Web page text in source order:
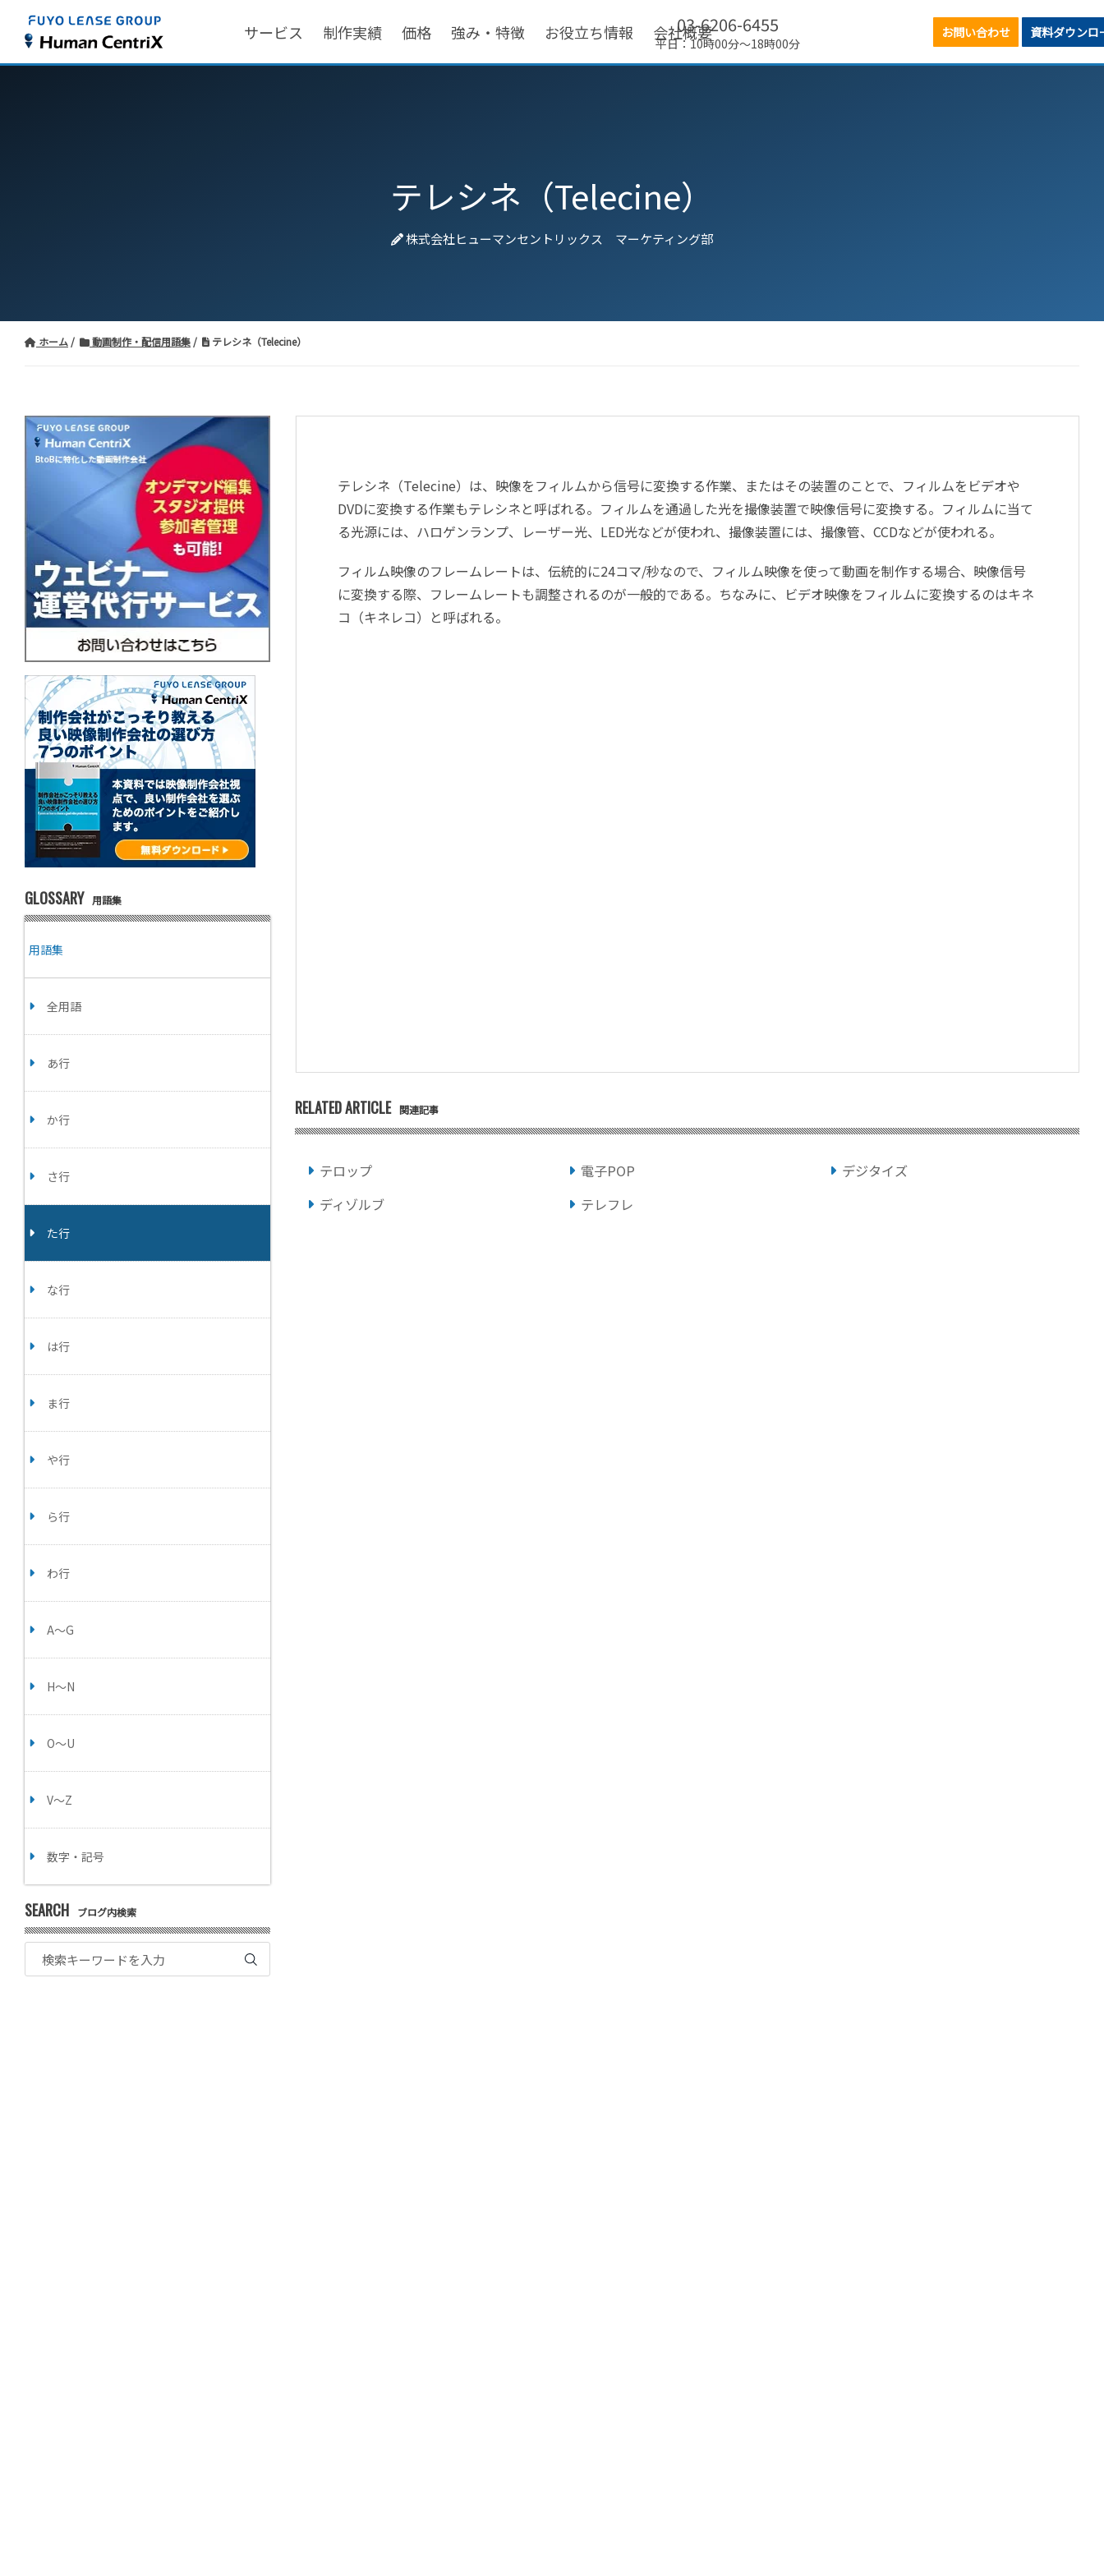
サービス 制作実績 価格 強み・特徴 お役立ち情報 会社概要
03-6206-6455
平日：10時00分～18時00分
お問い合わせ 資料ダウンロ
テレシネ（Telecine）
株式会社ヒューマンセントリックス マーケティング部
ホーム 動画制作・配信用語集 テレシネ（Telecine）
GLOSSARY 用語集
用語集
全用語
あ行
か行
さ行
た行
な行
は行
ま行
や行
ら行
わ行
A～G
H～N
O～U
V～Z
数字・記号
SEARCH ブログ内検索
テレシネ（Telecine）は、映像をフィルムから信号に変換する作業、またはその装置のことで、フィルムをビデオや
DVDに変換する作業もテレシネと呼ばれる。フィルムを通過した光を撮像装置で映像信号に変換する。フィルムに当て
る光源には、ハロゲンランプ、レーザー光、LED光などが使われ、撮像装置には、撮像管、CCDなどが使われる。
フィルム映像のフレームレートは、伝統的に24コマ/秒なので、フィルム映像を使って動画を制作する場合、映像信号
に変換する際、フレームレートも調整されるのが一般的である。ちなみに、ビデオ映像をフィルムに変換するのはキネ
コ（キネレコ）と呼ばれる。
RELATED ARTICLE 関連記事
テロップ 電子POP
デジタイズ
ディゾルブ
テレフレ